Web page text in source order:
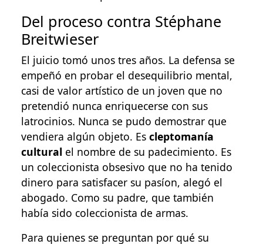
Del proceso contra Stéphane
Breitwieser
El juicio tomó unos tres años. La defensa se
empeñó en probar el desequilibrio mental,
casi de valor artístico de un joven que no
pretendió nunca enriquecerse con sus
latrocinios. Nunca se pudo demostrar que
vendiera algún objeto. Es cleptomanía
cultural el nombre de su padecimiento. Es
un coleccionista obsesivo que no ha tenido
dinero para satisfacer su pasíon, alegó el
abogado. Como su padre, que también
había sido coleccionista de armas.
Para quienes se preguntan por qué su